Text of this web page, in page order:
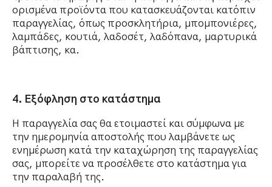
ορισμένα προϊόντα που κατασκευάζονται κατόπιν
παραγγελίας, όπως προσκλητήρια, μπομπονιέρες,
λαμπάδες, κουτιά, λαδοσέτ, λαδόπανα, μαρτυρικά
βάπτισης, κα.
4. Εξόφληση στο κατάστημα
Η παραγγελία σας θα ετοιμαστεί και σύμφωνα με
την ημερομηνία αποστολής που λαμβάνετε ως
ενημέρωση κατά την καταχώρηση της παραγγελίας
σας, μπορείτε να προσέλθετε στο κατάστημα για
την παραλαβή της.